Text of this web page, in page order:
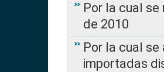
Por la cual se
de 2010
Por la cual
importadas